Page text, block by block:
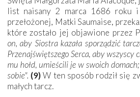
list naisany 2 marca 1686 roku
przełożonej, Matki Saumaise,
które zostało jej objawione przez
on, aby Siostra kazała sporządzić
Przenajświętszego Serca, aby wszyscy
mu hołd, umieścili je w swoich
sobie". (9)W ten sposób rodził się
małych tarcz.